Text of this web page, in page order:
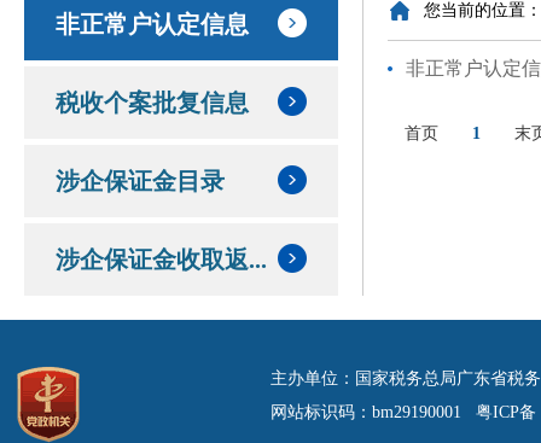
非正常户认定信息
税收个案批复信息
涉企保证金目录
涉企保证金收取返...
您当前的位置
非正常户认定
首页 1 末
主办单位：国家税务总局广东省税
网站标识码：bm29190001 粤ICP